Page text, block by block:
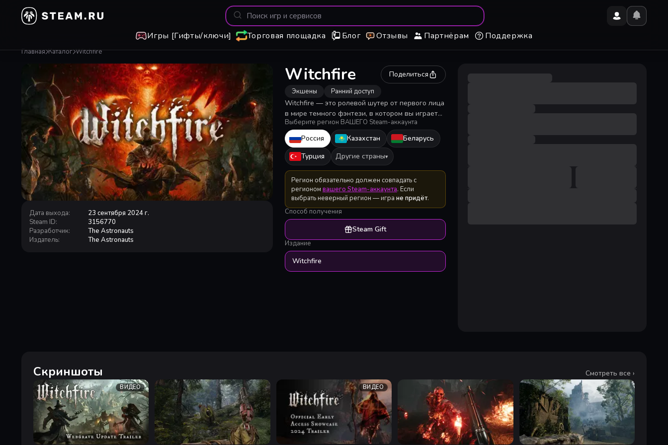
Игры [Гифты/ключи] Торговая площадка Блог Отзывы Партнёрам Поддержка
Главная Каталог Witchfire
Дата выхода:
23 сентября 2024 г.
Steam ID:
3156770
Разработчик:
The Astronauts
Издатель: The Astronauts
Witchfire Поделиться
Экшены Ранний доступ
Witchfire — это ролевой шутер от первого лица
в мире темного фэнтези, в котором вы играете
за нечестивого грешника, ставшего охотником
на ведьм и отправляющегося в свою
последнюю миссию, чтобы обрести спасение.
Выберите регион ВАШЕГО Steam-аккаунта
Россия Казахстан
Беларусь
Турция
Другие страны▾
Регион обязательно должен совпадать с
регионом вашего Steam-аккаунта. Если
выбрать неверный регион — игра не придёт.
Способ получения
Steam Gift
Издание
Witchfire
Скриншоты Смотреть все ›
ВИДЕО ВИДЕО